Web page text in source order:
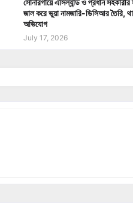
সোনারগাঁয়ে এসিল্যান্ড ও প্রধান সহকারীর
জাল করে ভুয়া নামজারি-ডিসিআর তৈরি,
অভিযোগ
July 17, 2026